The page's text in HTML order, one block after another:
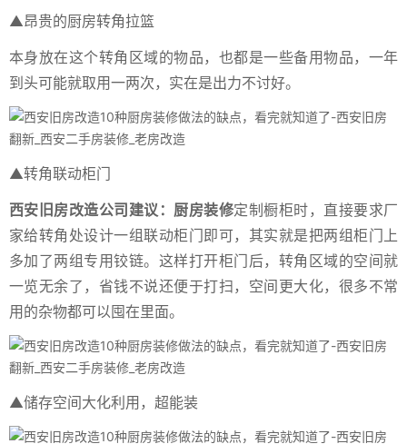
▲昂贵的厨房转角拉篮
本身放在这个转角区域的物品，也都是一些备用物品，一年
到头可能就取用一两次，实在是出力不讨好。
▲转角联动柜门
西安旧房改造公司建议：厨房装修定制橱柜时，直接要求厂
家给转角处设计一组联动柜门即可，其实就是把两组柜门上
多加了两组专用铰链。这样打开柜门后，转角区域的空间就
一览无余了，省钱不说还便于打扫，空间更大化，很多不常
用的杂物都可以囤在里面。
▲储存空间大化利用，超能装